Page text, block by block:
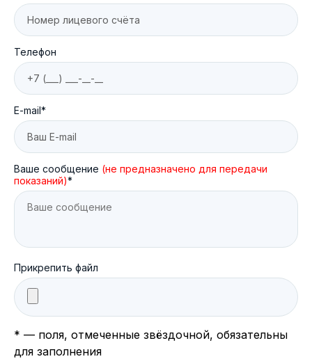
Телефон
E-mail*
Ваше сообщение (не предназначено для передачи
показаний)*
Прикрепить файл
* — поля, отмеченные звёздочной, обязательны
для заполнения